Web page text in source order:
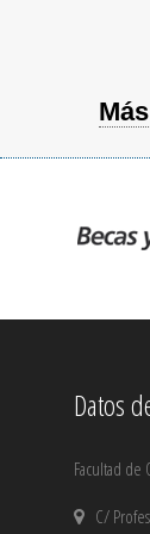
Datos
Facultad de
C/